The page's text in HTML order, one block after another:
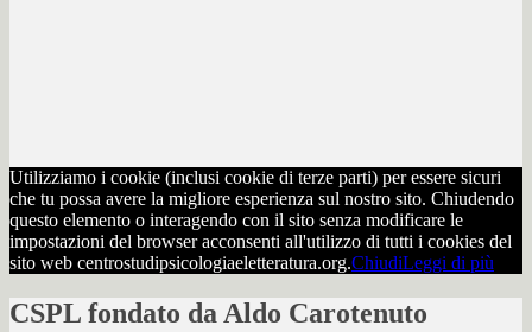
Utilizziamo i cookie (inclusi cookie di terze parti) per essere sicuri
che tu possa avere la migliore esperienza sul nostro sito. Chiudendo
questo elemento o interagendo con il sito senza modificare le
impostazioni del browser acconsenti all'utilizzo di tutti i cookies del
sito web centrostudipsicologiaeletteratura.org.ChiudiLeggi di più
CSPL fondato da Aldo Carotenuto